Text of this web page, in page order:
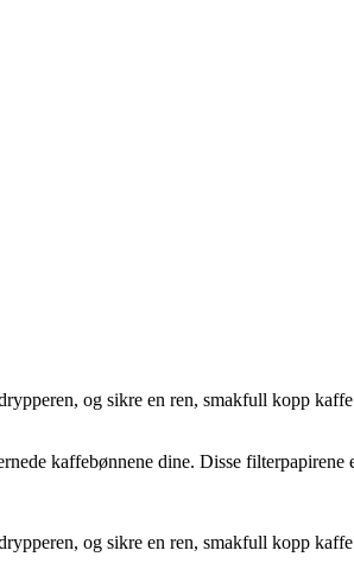
og sikre en ren, smakfull kopp
kaffebønnene dine. Disse
og sikre en ren, smakfull kopp